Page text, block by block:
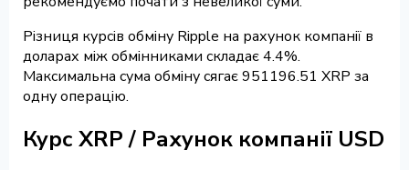
Різниця курсів обміну Ripple на рахунок компанії в
доларах між обмінниками складає 4.4%.
Максимальна сума обміну сягає 951196.51 XRP за
одну операцію.
Курс XRP / Рахунок компанії USD